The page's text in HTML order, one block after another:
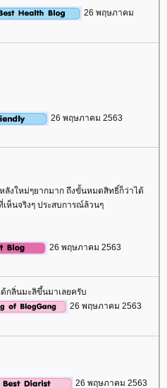
26 พฤษภาคม
26 พฤษภาคม 2563
งใหม่ๆยากมาก ถึงขั้นหมดสิทธิ์ก็ว่าได้
ห็นจริงๆ ประสบการณ์ล้วนๆ
26 พฤษภาคม 2563
กลิ่นมะลิขึ้นมาเลยครับ
26 พฤษภาคม 2563
26 พฤษภาคม 2563